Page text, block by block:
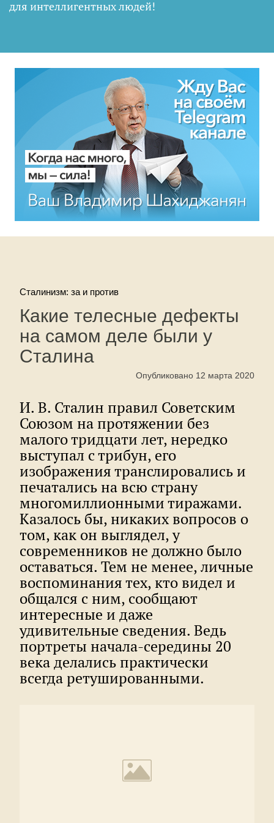
для интеллигентных людей!
Сталинизм: за и против
Какие телесные дефекты
на самом деле были у
Сталина
Опубликовано 12 марта 2020
И. В. Сталин правил Советским
Союзом на протяжении без
малого тридцати лет, нередко
выступал с трибун, его
изображения транслировались и
печатались на всю страну
многомиллионными тиражами.
Казалось бы, никаких вопросов о
том, как он выглядел, у
современников не должно было
оставаться. Тем не менее, личные
воспоминания тех, кто видел и
общался с ним, сообщают
интересные и даже
удивительные сведения. Ведь
портреты начала-середины 20
века делались практически
всегда ретушированными.